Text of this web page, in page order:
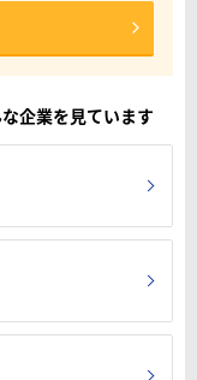
企業を見ています